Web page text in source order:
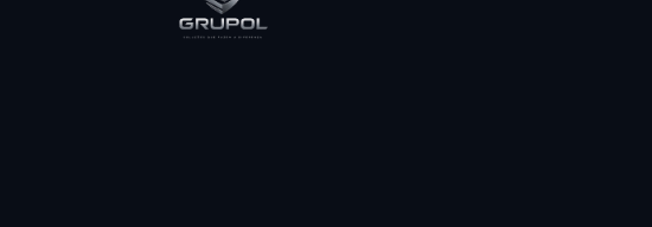
Informações»Portaria Remota para Condomínios no Portal